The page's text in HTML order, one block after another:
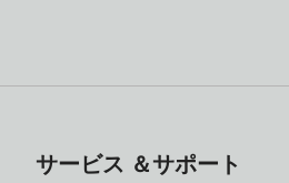
サービス ＆サポート